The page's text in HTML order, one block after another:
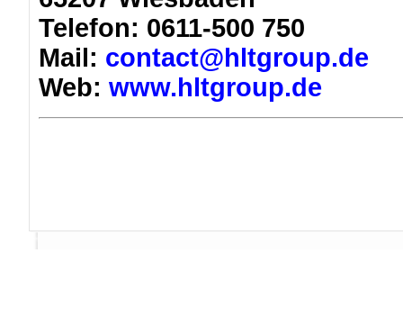
Telefon: 0611-500 750
Mail: contact@hltgroup.de
Web: www.hltgroup.de